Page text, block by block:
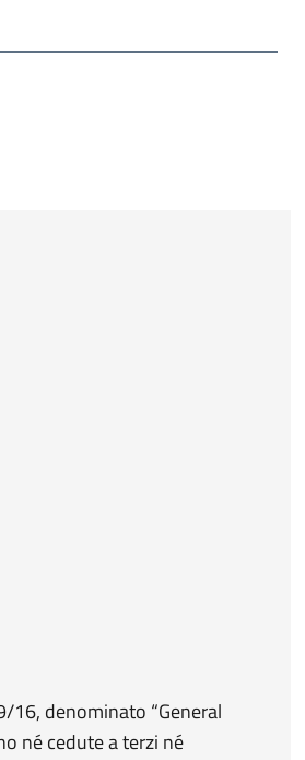
16, denominato “General
né cedute a terzi né